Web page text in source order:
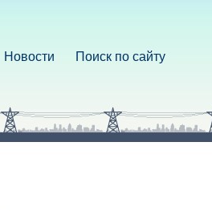
Новости Поиск по сайту